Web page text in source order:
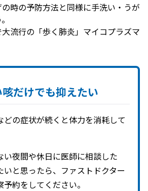
時の予防方法と同様に手洗い・うが
大流行の「歩く肺炎」マイコプラズマ
だけでも抑えたい
どの症状が続くと体力を消耗して
い夜間や休日に医師に相談した
いと思ったら、ファストドクター
約をしてください。